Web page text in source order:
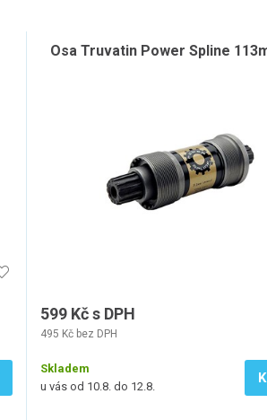
Osa Truvatin Power Spline
599 Kč s DPH
495 Kč bez DPH
Skladem
u vás od 10.8. do 12.8.